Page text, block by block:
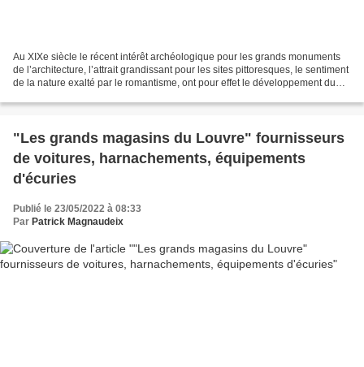
Au XIXe siècle le récent intérêt archéologique pour les grands monuments
de l’architecture, l’attrait grandissant pour les sites pittoresques, le sentiment
de la nature exalté par le romantisme, ont pour effet le développement du
"Les grands magasins du Louvre" fournisseurs
de voitures, harnachements, équipements
d'écuries
Publié le 23/05/2022 à 08:33
Par Patrick Magnaudeix